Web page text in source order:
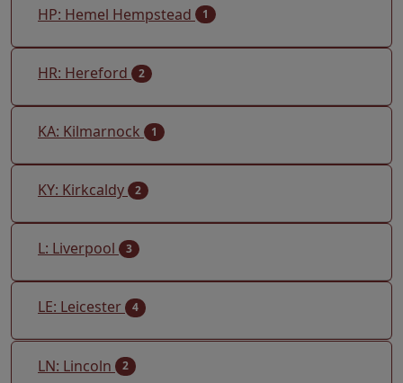
HP: Hemel Hempstead 1
HR: Hereford 2
KA: Kilmarnock 1
KY: Kirkcaldy 2
L: Liverpool 3
LE: Leicester 4
LN: Lincoln 2